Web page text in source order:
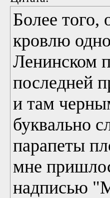
Более
кровлю
Ленинском
последней
и там
буквально
парапеты
мне
надписью